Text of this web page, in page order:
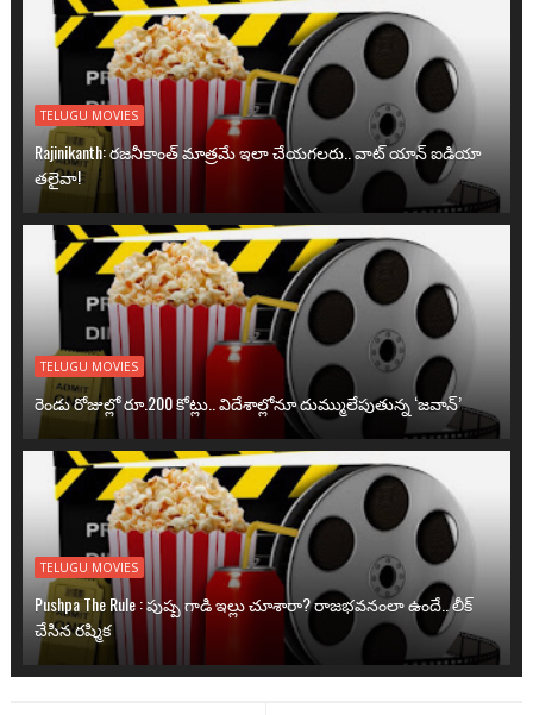
TELUGU MOVIES
Rajinikanth: రజనీకాంత్ మాత్రమే ఇలా చేయగలరు.. వాట్ యాన్ ఐడియా
తలైవా!
TELUGU MOVIES
రెండు రోజుల్లో రూ.200 కోట్లు.. విదేశాల్లోనూ దుమ్ములేపుతున్న ‘జవాన్’
TELUGU MOVIES
Pushpa The Rule : పుష్ప గాడి ఇల్లు చూశారా? రాజభవనంలా ఉందే.. లీక్
చేసిన రష్మిక